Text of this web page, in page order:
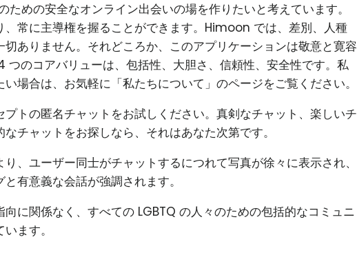
ための安全なオンライン出会いの場を作りたいと考えています。
、常に主導権を握ることができます。Himoon では、差別、人種
ありません。それどころか、このアプリケーションは敬意と寛容
つのコアバリューは、包括性、大胆さ、信頼性、安全性です。私
場合は、お気軽に「私たちについて」のページをご覧ください。
トの匿名チャットをお試しください。真剣なチャット、楽しいチ
チャットをお探しなら、それはあなた次第です。
、ユーザー同士がチャットするにつれて写真が徐々に表示され、
有意義な会話が強調されます。
に関係なく、すべての LGBTQ の人々のための包括的なコミュニ
ます。